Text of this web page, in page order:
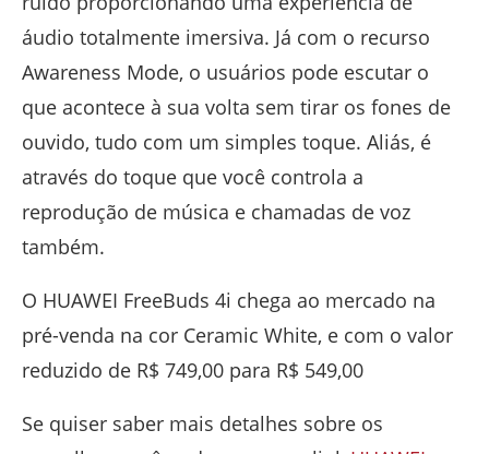
áudio totalmente imersiva. Já com o recurso
Awareness Mode, o usuários pode escutar o
que acontece à sua volta sem tirar os fones de
ouvido, tudo com um simples toque. Aliás, é
através do toque que você controla a
reprodução de música e chamadas de voz
também.
O HUAWEI FreeBuds 4i chega ao mercado na
pré-venda na cor Ceramic White, e com o valor
reduzido de R$ 749,00 para R$ 549,00
Se quiser saber mais detalhes sobre os